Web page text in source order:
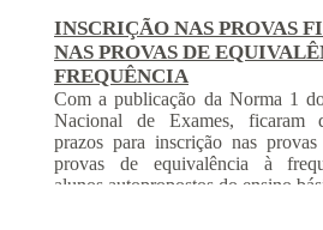
INSCRIÇÃO NAS PROVAS
NAS PROVAS DE
FREQUÊNCIA
Com a publicação da Norma 1
Nacional de Exames, ficaram
prazos para inscrição nas
provas de equivalência à
alunos autopropostos do ensino